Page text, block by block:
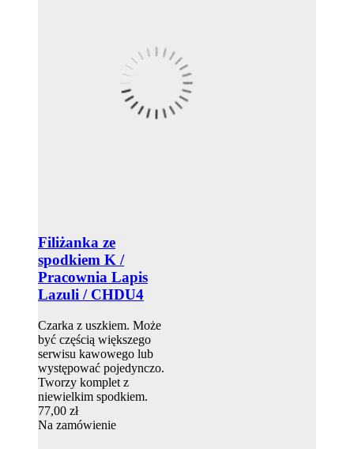
Filiżanka ze
spodkiem K /
Pracownia Lapis
Lazuli / CHDU4
Czarka z uszkiem. Może
być częścią większego
serwisu kawowego lub
występować pojedynczo.
Tworzy komplet z
niewielkim spodkiem.
77,00 zł
Na zamówienie